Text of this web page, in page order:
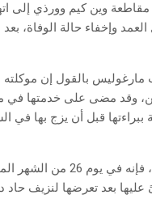
العمد وإخفاء حالة الوفاة،
مارغوليس بالقول إن موكلته
ووفقاً للادعاء